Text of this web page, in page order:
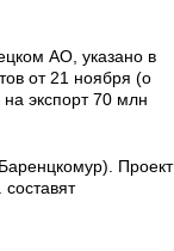
АО, указано в
от 21 ноября (о
экспорт 70 млн
Проект